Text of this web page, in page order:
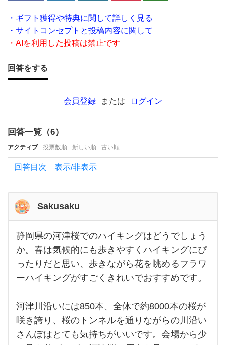
男女
が楽
そう
な4
るデ
ート
スポ
ット
を
・ギフト獲得や特典に関して詳しく見る
・サイトコンセプトと投稿内容に関して
・AIを利用した投稿は禁止です
回答をする
会員登録 または ログイン
回答一覧（6）
アクティブ 投票数順 新しい順 古い順
回答目次 表示/非表示
Sakusaku
静岡
県の
河津
桜で
イキ
うで
しょ
う
か。
春は
静岡県の河津桜でのハイキングはどうでしょう
か。春は気候的にも歩きやすくハイキングにぴ
ったりだと思い、歩きながら花を眺めるフラワ
ーハイキングがすごくきれいでおすすめです。
河津川沿いには850本、全体で約8000本の桜が
咲き誇り、桜のトンネルを通りながらの川沿い
さんぽはとても気持ちがいいです。会場から少